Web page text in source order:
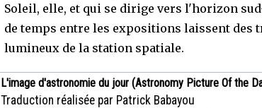
Soleil, elle, et qui se dirige vers l'horizon
de temps entre les expositions laissent des
lumineux de la station spatiale.
L'image d'astronomie du jour (Astronomy Picture Of the
Traduction réalisée par Patrick Babayou